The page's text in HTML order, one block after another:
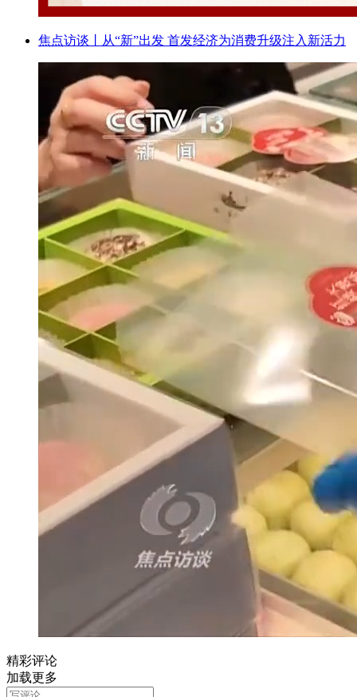
焦点访谈丨从“新”出发 首发经济为消费升级注入新活力
精彩评论
加载更多